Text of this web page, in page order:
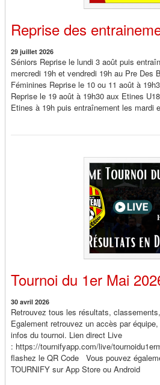
Reprise des
29 juillet 2026
Séniors Reprise le lundi 3 août puis
mercredi 19h et vendredi 19h au Pre Des
Féminines Reprise le 10 ou 11 août à
Reprise le 19 août à 19h30 aux Etines
Etines à 19h puis entraînement les mardi
Tournoi du 1er Mai
30 avril 2026
Retrouvez tous les résultats,
Egalement retrouvez un accès par
infos du tournoi. Lien direct Live
: https://tournifyapp.com/live/
flashez le QR Code Vous pouvez
TOURNIFY sur App Store ou Android